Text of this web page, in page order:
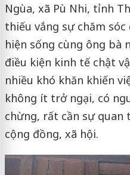
Ngùa, xã Pù Nhi, tỉnh
thiếu vắng sự chăm sóc
hiện sống cùng ông bà
điều kiện kinh tế chật
nhiều khó khăn khiến
không ít trở ngại, có
chừng, rất cần sự quan
cộng đồng, xã hội.